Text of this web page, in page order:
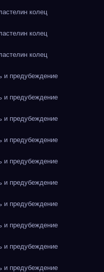
колец
колец
колец
и предубеждение
и предубеждение
и предубеждение
и предубеждение
и предубеждение
и предубеждение
и предубеждение
и предубеждение
и предубеждение
и предубеждение